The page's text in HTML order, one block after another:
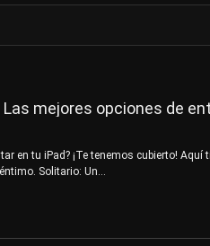
mejores opciones de
en tu iPad? ¡Te tenemos cubierto! Aquí
Solitario: Un…